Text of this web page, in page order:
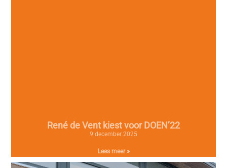
René de Vent kiest voor DOEN’22
9 december 2025
Lees meer »